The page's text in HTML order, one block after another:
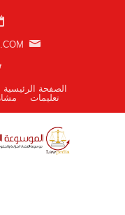
الصفحة الرئيسية
تعليمات